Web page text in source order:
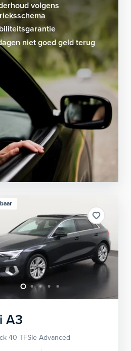
dodehoek detectie
elektrisch
Carplay/Android Auto
audio
volgens
niet goed geld terug
A3
40 TFSIe Advanced